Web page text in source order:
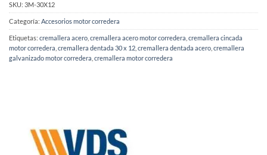
SKU: 3M-30X12
Categoría: Accesorios motor corredera
Etiquetas: cremallera acero cremallera acero motor corredera cremallera cincada
motor corredera cremallera dentada 30 x 12 cremallera dentada acero cremallera
galvanizado motor corredera cremallera motor corredera